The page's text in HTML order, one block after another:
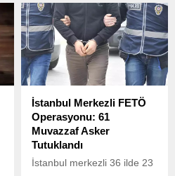
kişinin hayatını
kaybetmesine yol açan
yangının ardından, aynı
bölgedeki kayak
merkezinde tatillerine
devam eden turistler büyük
İstanbul Merkezli FETÖ
Operasyonu: 61
Muvazzaf Asker
Tutuklandı
İstanbul merkezli 36 ilde 23